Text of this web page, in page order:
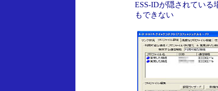
ESS-IDが隠されている
もできない